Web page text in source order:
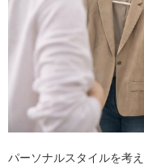
パーソナルスタイルを考